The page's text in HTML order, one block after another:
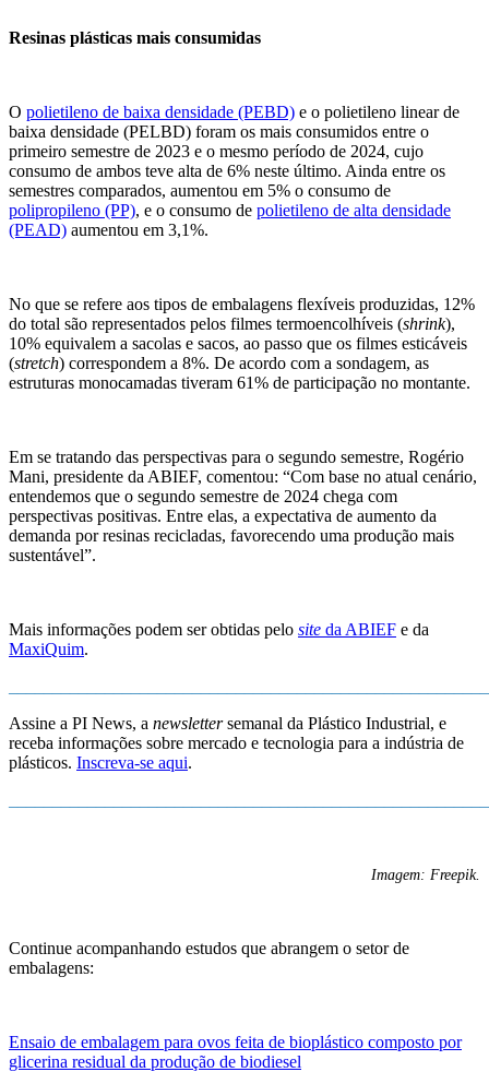
Resinas plásticas mais consumidas
O polietileno de baixa densidade (PEBD) e o polietileno linear de
baixa densidade (PELBD) foram os mais consumidos entre o
primeiro semestre de 2023 e o mesmo período de 2024, cujo
consumo de ambos teve alta de 6% neste último. Ainda entre os
semestres comparados, aumentou em 5% o consumo de
polipropileno (PP), e o consumo de polietileno de alta densidade
(PEAD) aumentou em 3,1%.
No que se refere aos tipos de embalagens flexíveis produzidas, 12%
do total são representados pelos filmes termoencolhíveis (shrink),
10% equivalem a sacolas e sacos, ao passo que os filmes esticáveis
(stretch) correspondem a 8%. De acordo com a sondagem, as
estruturas monocamadas tiveram 61% de participação no montante.
Em se tratando das perspectivas para o segundo semestre, Rogério
Mani, presidente da ABIEF, comentou: “Com base no atual cenário,
entendemos que o segundo semestre de 2024 chega com
perspectivas positivas. Entre elas, a expectativa de aumento da
demanda por resinas recicladas, favorecendo uma produção mais
sustentável”.
Mais informações podem ser obtidas pelo site da ABIEF e da
MaxiQuim.
Assine a PI News, a newslettersemanal da Plástico Industrial, e
receba informações sobre mercado e tecnologia para a indústria de
plásticos. Inscreva-se aqui.
Imagem: Freepik.
Continue acompanhando estudos que abrangem o setor de
embalagens:
Ensaio de embalagem para ovos feita de bioplástico composto por
glicerina residual da produção de biodiesel